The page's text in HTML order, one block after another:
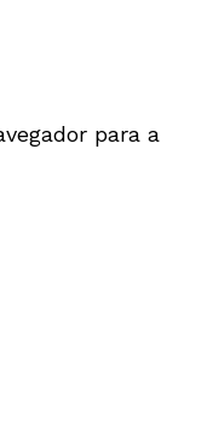
para a